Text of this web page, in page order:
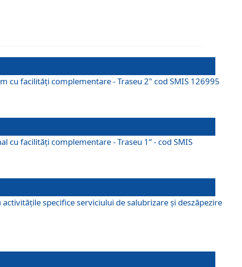
cu facilități complementare - Traseu 2" cod SMIS 126995
facilităţi complementare - Traseu 1” - cod SMIS
specifice serviciului de salubrizare și deszăpezire